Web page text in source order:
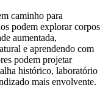
caminho para
podem explorar corpos
aumentada,
e aprendendo com
podem projetar
histórico, laboratório
mais envolvente.